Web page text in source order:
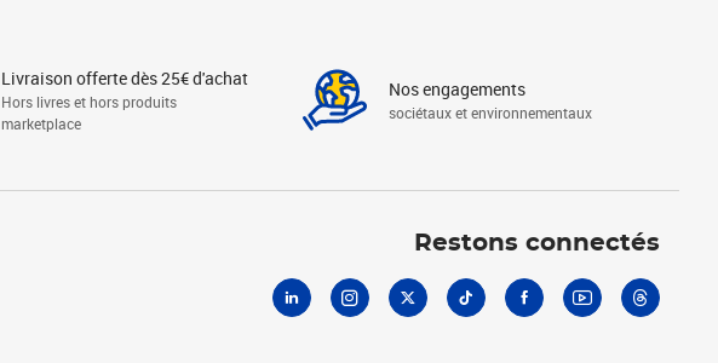
Livraison offerte dès 25€ d'achat
Hors livres et hors produits
marketplace
Nos engagements
sociétaux et environnementaux
Restons connectés